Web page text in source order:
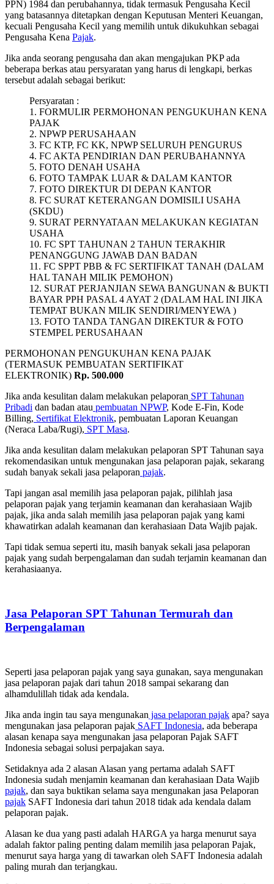
PPN) 1984 dan perubahannya, tidak termasuk Pengusaha Kecil
yang batasannya ditetapkan dengan Keputusan Menteri Keuangan,
kecuali Pengusaha Kecil yang memilih untuk dikukuhkan sebagai
Pengusaha Kena Pajak.
Jika anda seorang pengusaha dan akan mengajukan PKP ada
beberapa berkas atau persyaratan yang harus di lengkapi, berkas
tersebut adalah sebagai berikut:
Persyaratan :
1. FORMULIR PERMOHONAN PENGUKUHAN KENA
PAJAK
2. NPWP PERUSAHAAN
3. FC KTP, FC KK, NPWP SELURUH PENGURUS
4. FC AKTA PENDIRIAN DAN PERUBAHANNYA
5. FOTO DENAH USAHA
6. FOTO TAMPAK LUAR & DALAM KANTOR
7. FOTO DIREKTUR DI DEPAN KANTOR
8. FC SURAT KETERANGAN DOMISILI USAHA
(SKDU)
9. SURAT PERNYATAAN MELAKUKAN KEGIATAN
USAHA
10. FC SPT TAHUNAN 2 TAHUN TERAKHIR
PENANGGUNG JAWAB DAN BADAN
11. FC SPPT PBB & FC SERTIFIKAT TANAH (DALAM
HAL TANAH MILIK PEMOHON)
12. SURAT PERJANJIAN SEWA BANGUNAN & BUKTI
BAYAR PPH PASAL 4 AYAT 2 (DALAM HAL INI JIKA
TEMPAT BUKAN MILIK SENDIRI/MENYEWA )
13. FOTO TANDA TANGAN DIREKTUR & FOTO
STEMPEL PERUSAHAAN
PERMOHONAN PENGUKUHAN KENA PAJAK
(TERMASUK PEMBUATAN SERTIFIKAT
ELEKTRONIK) Rp. 500.000
Jika anda kesulitan dalam melakukan pelaporan SPT Tahunan
Pribadi dan badan atau pembuatan NPWP, Kode E-Fin, Kode
Billing, Sertifikat Elektronik, pembuatan Laporan Keuangan
(Neraca Laba/Rugi), SPT Masa.
Jika anda kesulitan dalam melakukan pelaporan SPT Tahunan saya
rekomendasikan untuk mengunakan jasa pelaporan pajak, sekarang
sudah banyak sekali jasa pelaporan pajak.
Tapi jangan asal memilih jasa pelaporan pajak, pilihlah jasa
pelaporan pajak yang terjamin keamanan dan kerahasiaan Wajib
pajak, jika anda salah memilih jasa pelaporan pajak yang kami
khawatirkan adalah keamanan dan kerahasiaan Data Wajib pajak.
Tapi tidak semua seperti itu, masih banyak sekali jasa pelaporan
pajak yang sudah berpengalaman dan sudah terjamin keamanan dan
kerahasiaanya.
Jasa Pelaporan SPT Tahunan Termurah dan
Berpengalaman
Seperti jasa pelaporan pajak yang saya gunakan, saya mengunakan
jasa pelaporan pajak dari tahun 2018 sampai sekarang dan
alhamdulillah tidak ada kendala.
Jika anda ingin tau saya mengunakan jasa pelaporan pajak apa? saya
mengunakan jasa pelaporan pajak SAFT Indonesia, ada beberapa
alasan kenapa saya mengunakan jasa pelaporan Pajak SAFT
Indonesia sebagai solusi perpajakan saya.
Setidaknya ada 2 alasan Alasan yang pertama adalah SAFT
Indonesia sudah menjamin keamanan dan kerahasiaan Data Wajib
pajak, dan saya buktikan selama saya mengunakan jasa Pelaporan
pajak SAFT Indonesia dari tahun 2018 tidak ada kendala dalam
pelaporan pajak.
Alasan ke dua yang pasti adalah HARGA ya harga menurut saya
adalah faktor paling penting dalam memilih jasa pelaporan Pajak,
menurut saya harga yang di tawarkan oleh SAFT Indonesia adalah
paling murah dan terjangkau.